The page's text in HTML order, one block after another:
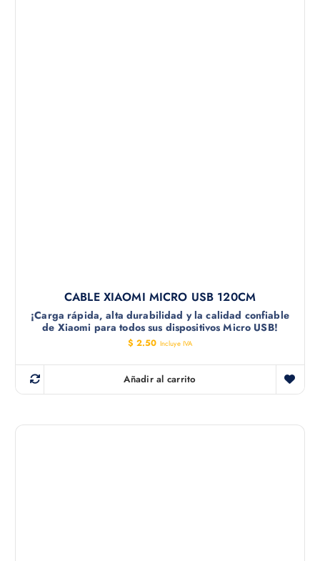
CABLE XIAOMI MICRO USB 120CM
¡Carga rápida, alta durabilidad y la calidad confiable
de Xiaomi para todos sus dispositivos Micro USB!
$ 2.50 Incluye IVA
Añadir al carrito